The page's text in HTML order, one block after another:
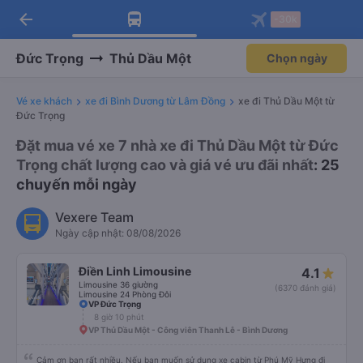
Tải app Vexere ngay!
Nhận ưu đãi thành viên độc
Mở app
Tải app Vexere
-30k/ghế khi đặt vé máy bay qua
Mở app
arrow_back
Đức Trọng Thủ Dầu Một Chọn ngày
Vé xe khách xe đi Bình Dương từ Lâm Đồng
xe đi Thủ Dầu Một từ
Đức Trọng
Đặt mua vé xe 7 nhà xe đi Thủ Dầu Một từ Đức
Trọng chất lượng cao và giá vé ưu đãi nhất: 25
chuyến mỗi ngày
Vexere Team
Ngày cập nhật: 08/08/2026
Điền Linh Limousine
Limousine 36 giường
Limousine 24 Phòng Đôi
4.1
(6370 đánh giá)
VP Đức Trọng
8 giờ 10 phút
VP Thủ Dầu Một - Công viên Thanh Lễ - Bình Dương
Cảm ơn bạn rất nhiều. Nếu bạn muốn sử dụng xe cabin từ Phú Mỹ Hưng đi